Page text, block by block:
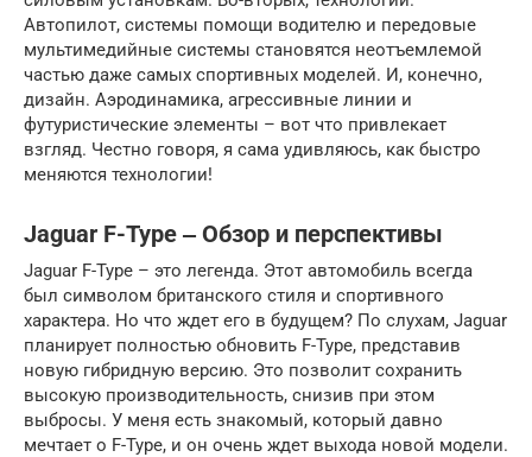
Автопилот, системы помощи водителю и передовые
мультимедийные системы становятся неотъемлемой
частью даже самых спортивных моделей. И, конечно,
дизайн. Аэродинамика, агрессивные линии и
футуристические элементы – вот что привлекает
взгляд. Честно говоря, я сама удивляюсь, как быстро
меняются технологии!
Jaguar F-Type ‒ Обзор и перспективы
Jaguar F-Type – это легенда. Этот автомобиль всегда
был символом британского стиля и спортивного
характера. Но что ждет его в будущем? По слухам, Jaguar
планирует полностью обновить F-Type, представив
новую гибридную версию. Это позволит сохранить
высокую производительность, снизив при этом
выбросы. У меня есть знакомый, который давно
мечтает о F-Type, и он очень ждет выхода новой модели.